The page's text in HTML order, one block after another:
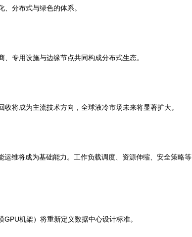
分布式与绿色的体系。
专用设施与边缘节点共同构成分布式生态。
成为主流技术方向，全球液冷市场未来将显著扩大。
维将成为基础能力。工作负载调度、资源伸缩、安全策略等
机架）将重新定义数据中心设计标准。